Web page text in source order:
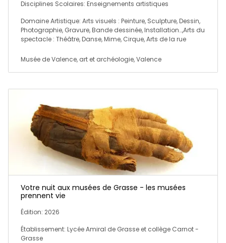
Disciplines Scolaires: Enseignements artistiques
Domaine Artistique: Arts visuels : Peinture, Sculpture, Dessin,
Photographie, Gravure, Bande dessinée, Installation…,Arts du
spectacle : Théâtre, Danse, Mime, Cirque, Arts de la rue
Musée de Valence, art et archéologie, Valence
Votre nuit aux musées de Grasse - les musées
prennent vie
Édition: 2026
Établissement: Lycée Amiral de Grasse et collège Carnot -
Grasse